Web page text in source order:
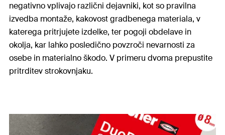
negativno vplivajo različni dejavniki, kot so pravilna
izvedba montaže, kakovost gradbenega materiala, v
katerega pritrjujete izdelke, ter pogoji obdelave in
okolja, kar lahko posledično povzroči nevarnosti za
osebe in materialno škodo. V primeru dvoma prepustite
pritrditev strokovnjaku.